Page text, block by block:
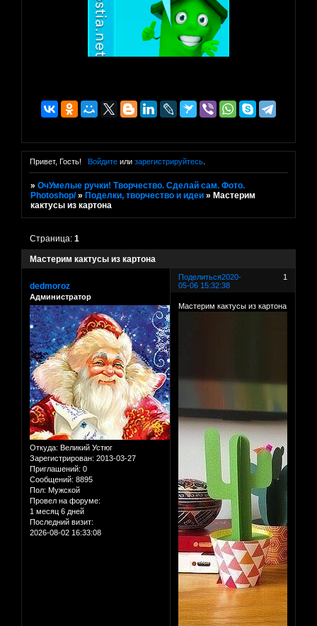
Привет, Гость! Войдитеили зарегистрируйтесь.
»ОчУмелые ручки! Творчество. Сделай сам. Фото.
Photoshop/ » Поделки, творчество и идеи » Мастерим
кактусы из картона
Мастерим кактусы из картона
Страница:1
Поделиться 1
2020-
05-06 15:32:38
dedmoroz
Администратор
Откуда: Великий Устюг
Зарегистрирован: 2013-03-27
Приглашений: 0
Сообщений: 8895
Пол: Мужской
Провел на форуме:
1 месяц 6 дней
Последний визит:
2026-08-02 16:33:08
Мастерим кактусы из картона